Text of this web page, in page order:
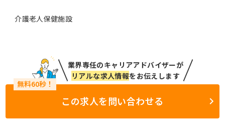
介護老人保健施設
業界専任のキャリアアドバイザーが
リアルな求人情報をお伝えします
この求人を問い合わせる